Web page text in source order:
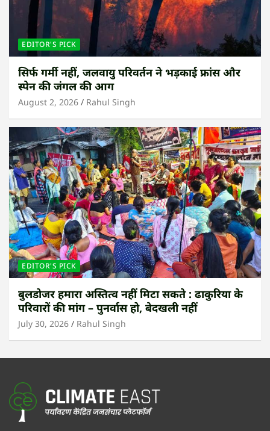
EDITOR'S PICK
सिर्फ गर्मी नहीं, जलवायु परिवर्तन ने भड़काई फ्रांस और
स्पेन की जंगल की आग
August 2, 2026 Rahul Singh
EDITOR'S PICK
बुलडोजर हमारा अस्तित्व नहीं मिटा सकते : ढाकुरिया के
परिवारों की मांग – पुनर्वास हो, बेदखली नहीं
July 30, 2026 Rahul Singh